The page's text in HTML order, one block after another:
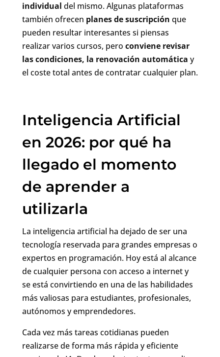
individual del mismo. Algunas plataformas
también ofrecen planes de suscripción que
pueden resultar interesantes si piensas
realizar varios cursos, pero conviene revisar
las condiciones, la renovación automática y
el coste total antes de contratar cualquier plan.
Inteligencia Artificial
en 2026: por qué ha
llegado el momento
de aprender a
utilizarla
La inteligencia artificial ha dejado de ser una
tecnología reservada para grandes empresas o
expertos en programación. Hoy está al alcance
de cualquier persona con acceso a internet y
se está convirtiendo en una de las habilidades
más valiosas para estudiantes, profesionales,
autónomos y emprendedores.
Cada vez más tareas cotidianas pueden
realizarse de forma más rápida y eficiente